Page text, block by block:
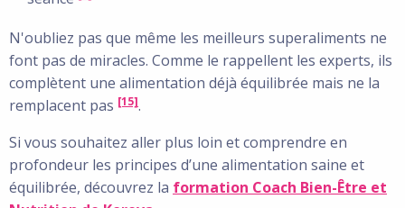
N'oubliez pas que même les meilleurs superaliments ne
font pas de miracles. Comme le rappellent les experts, ils
complètent une alimentation déjà équilibrée mais ne la
remplacent pas [15].
Si vous souhaitez aller plus loin et comprendre en
profondeur les principes d’une alimentation saine et
équilibrée, découvrez la formation Coach Bien-Être et